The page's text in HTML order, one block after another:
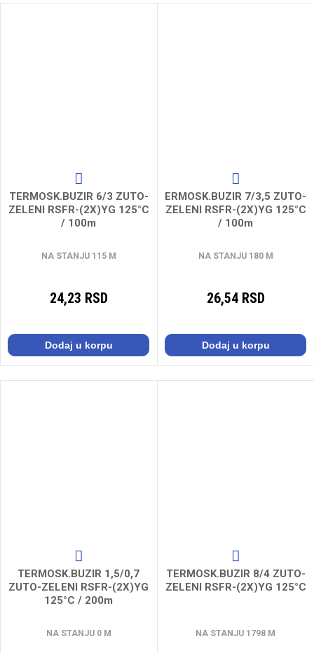
TERMOSK.BUZIR 6/3 ZUTO-
ZELENI RSFR-(2X)YG 125°C
/ 100m
NA STANJU 115 M
24,23 RSD
Dodaj u korpu
ERMOSK.BUZIR 7/3,5 ZUTO-
ZELENI RSFR-(2X)YG 125°C
/ 100m
NA STANJU 180 M
26,54 RSD
Dodaj u korpu
TERMOSK.BUZIR 1,5/0,7
ZUTO-ZELENI RSFR-(2X)YG
125°C / 200m
NA STANJU 0 M
TERMOSK.BUZIR 8/4 ZUTO-
ZELENI RSFR-(2X)YG 125°C
NA STANJU 1798 M